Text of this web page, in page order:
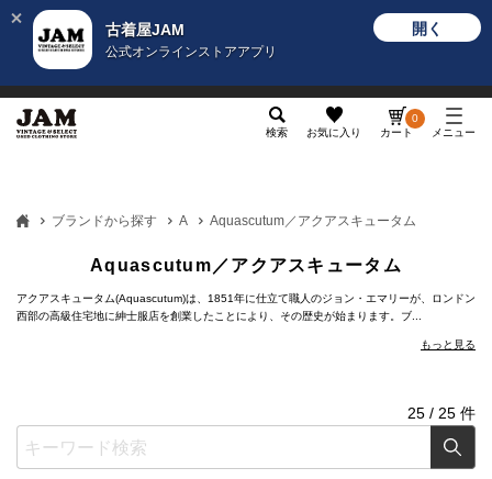
古着屋JAM
公式オンラインストアアプリ
開く
検索 お気に入り カート
0
メニュー
ブランドから探す A Aquascutum／アクアスキュータム
Aquascutum／アクアスキュータム
アクアスキュータム(Aquascutum)は、1851年に仕立て職人のジョン・エマリーが、ロンドン
西部の高級住宅地に紳士服店を創業したことにより、その歴史が始まります。ブ...
もっと見る
25 / 25 件